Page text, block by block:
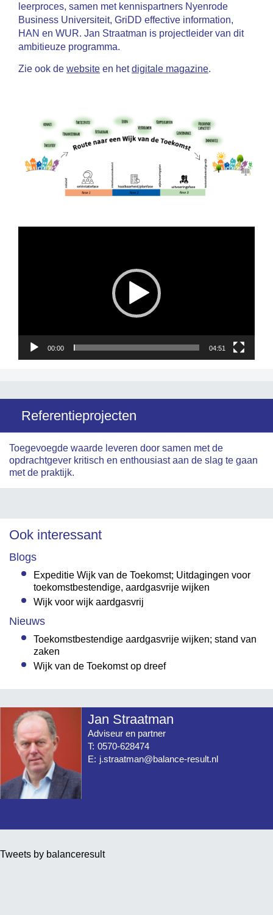
leerproces, samen met kennispartners Nyenrode
Business Universiteit, GriDD effective information,
HAN en WUR. Jan Straatman is projectleider van dit
ambitieuze programma.
Zie ook de website en hetdigitale magazine.
00:00 04:51
Referentieprojecten
Toegevoegde waarde leveren door samen met de
opdrachtgever kritisch en enthousiast aan de slag te gaan
met de praktijk.
Ook interessant
Blogs
Expeditie Wijk van de Toekomst; Uitdagingen voor
toekomstbestendige, aardgasvrije wijken
Wijk voor wijk aardgasvrij
Nieuws
Toekomstbestendige aardgasvrije wijken; stand van
zaken
Wijk van de Toekomst op dreef
Jan Straatman
Adviseur en partner
T: 0570-628474
E: j.straatman@balance-result.nl
Tweets by balanceresult